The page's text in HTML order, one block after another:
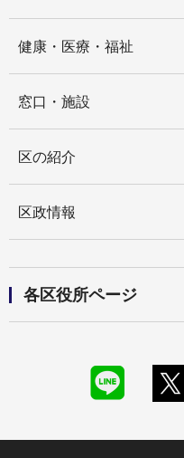
健康・医療・福祉
窓口・施設
区の紹介
区政情報
各区役所ページ